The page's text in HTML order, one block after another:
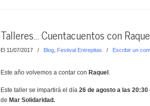
Talleres… Cuentacuentos con
El 11/07/2017 / Blog Festival Entrepitas / Escribir un
Este año volvemos a contar con Raquel .
Este taller se impartirá el día 26 de agosto a las 20:30
de Mar Solidaridad.